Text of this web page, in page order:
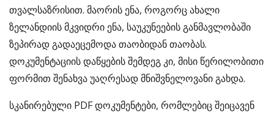
თვალსაზრისით. მაორის ენა, როგორც ახალი
ზელანდიის მკვიდრი ენა, საუკუნეების განმავლობაში
ზეპირად გადაეცემოდა თაობიდან თაობას.
დოკუმენტაციის დაწყების შემდეგ კი, მისი წერილობითი
ფორმით შენახვა უაღრესად მნიშვნელოვანი გახდა.
სკანირებული PDF დოკუმენტები, რომლებიც შეიცავენ